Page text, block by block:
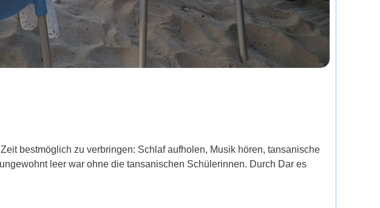
bestmöglich zu verbringen: Schlaf aufholen, Musik hören, tansanische
leer war ohne die tansanischen Schülerinnen. Durch Dar es